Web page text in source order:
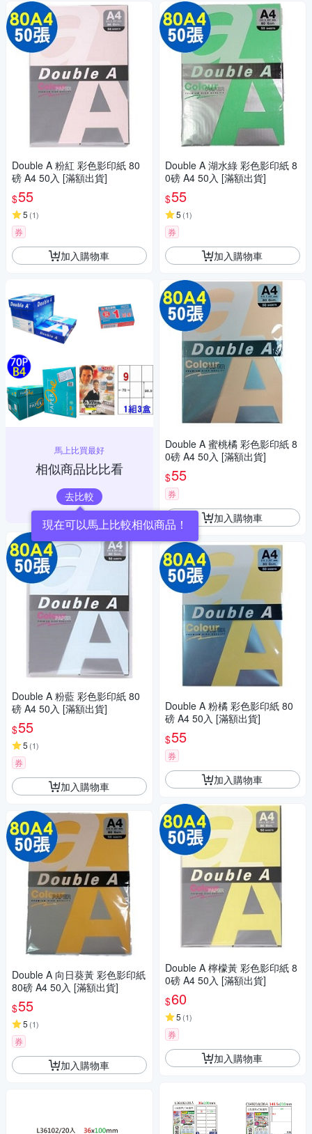
Double A 粉紅 彩色影印紙 80
磅 A4 50入 [滿額出貨]
$55
5 (1)
券
加入購物車
馬上比買最好
相似商品比比看
去比較
現在可以馬上比較相似商品！
Double A 粉藍 彩色影印紙 80
磅 A4 50入 [滿額出貨]
$55
5 (1)
券
加入購物車
Double A 向日葵黃 彩色影印紙
80磅 A4 50入 [滿額出貨]
$55
5 (1)
券
加入購物車
Double A 湖水綠 彩色影印紙 8
0磅 A4 50入 [滿額出貨]
$55
5 (1)
券
加入購物車
Double A 蜜桃橘 彩色影印紙 8
0磅 A4 50入 [滿額出貨]
$55
券
加入購物車
Double A 粉橘 彩色影印紙 80
磅 A4 50入 [滿額出貨]
$55
券
加入購物車
Double A 檸檬黃 彩色影印紙 8
0磅 A4 50入 [滿額出貨]
$60
5 (1)
券
加入購物車